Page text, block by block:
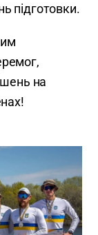
підготовки.
на